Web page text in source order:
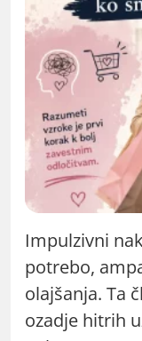
Impulzivni
potrebo,
olajšanja. Ta
ozadje hitrih